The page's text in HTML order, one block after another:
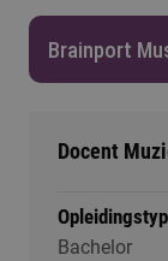
Brainport
Docent
Bachelor